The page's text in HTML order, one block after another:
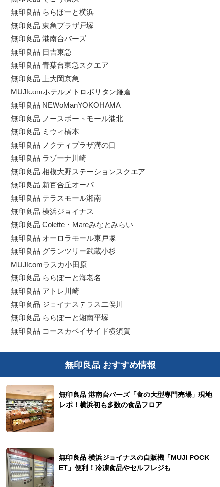
無印良品 ららぽーと横浜
無印良品 東急プラザ戸塚
無印良品 港南台バーズ
無印良品 日吉東急
無印良品 青葉台東急スクエア
無印良品 上大岡京急
MUJIcomホテルメトロポリタン鎌倉
無印良品 NEWoManYOKOHAMA
無印良品 ノースポートモール港北
無印良品 ミウィ橋本
無印良品 ノクティプラザ溝の口
無印良品 ラゾーナ川崎
無印良品 相模大野ステーションスクエア
無印良品 新百合丘オーパ
無印良品 テラスモール湘南
無印良品 横浜ジョイナス
無印良品 Colette・Mareみなとみらい
無印良品 オーロラモール東戸塚
無印良品 グランツリー武蔵小杉
MUJIcomラスカ小田原
無印良品 ららぽーと海老名
無印良品 アトレ川崎
無印良品 ジョイナステラス二俣川
無印良品 ららぽーと湘南平塚
無印良品 コースカベイサイド横須賀
無印良品 おすすめ情報
無印良品 港南台バーズ「食の大型専門売場」現地
レポ！横浜初も多数の食品フロア
無印良品 横浜ジョイナスの自販機「MUJI POCK
ET」便利！冷凍食品やセルフレジも